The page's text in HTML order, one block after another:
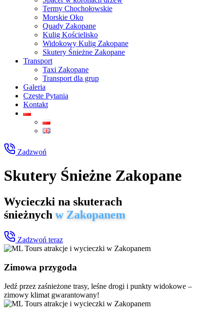
Termy Chochołowskie
Morskie Oko
Quady Zakopane
Kulig Kościelisko
Widokowy Kulig Zakopane
Skutery Śnieżne Zakopane
Transport
Taxi Zakopane
Transport dla grup
Galeria
Częste Pytania
Kontakt
Zadzwoń
Skutery Śnieżne Zakopane
Wycieczki na skuterach
śnieżnych w Zakopanem
Zadzwoń teraz
Zimowa przygoda
Jedź przez zaśnieżone trasy, leśne drogi i punkty widokowe –
zimowy klimat gwarantowany!